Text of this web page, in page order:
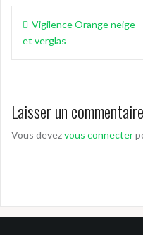
Navigation
de Vigilence Orange neige
et verglas
Laisser un commentaire
Vous devezvous connecter